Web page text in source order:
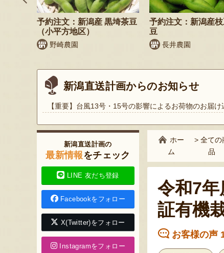
予約注文：新潟産 黒埼茶豆
（小平方地区）
野崎農園
予約注文：新潟産
豆
長井農園
新潟直送計画からのお知らせ
【重要】台風13号・15号の影響によるお荷物のお届け
ホー
ム
> 全ての
品
令和7
証有機
お客様の声
新潟直送計画の
最新情報をチェック
LINE 友だち登録
Facebookをフォロー
X(Twitter)をフォロー
Instagramをフォロー